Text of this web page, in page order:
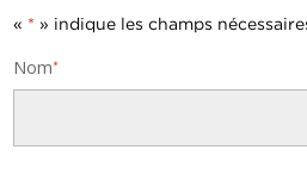
« * » indique les champs
Nom*